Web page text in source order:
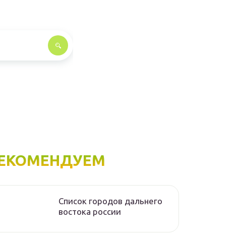
Список городов дальнего
востока россии